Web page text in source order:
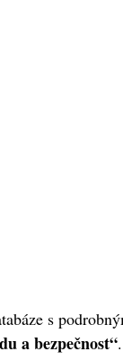
s
a bezpečnost“